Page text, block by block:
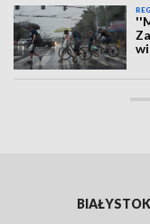
BIAŁYSTOK